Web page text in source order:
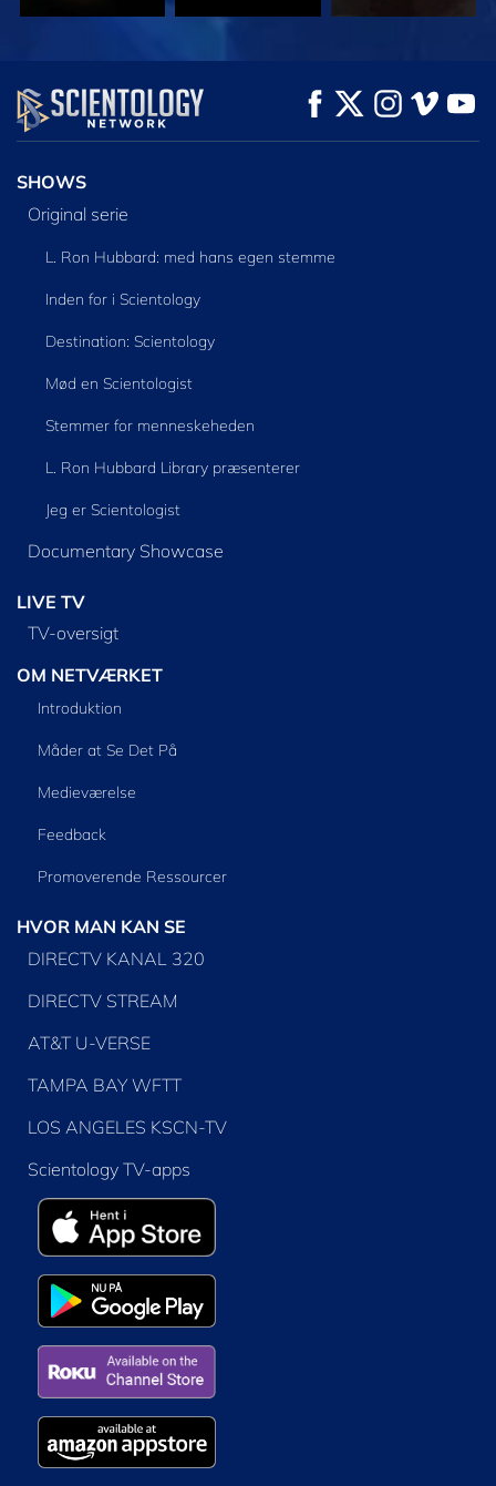
SE UDFORSK SERIEN
SHOWS
Original serie
L. Ron Hubbard: med hans egen stemme
Inden for i Scientology
Destination: Scientology
Mød en Scientologist
Stemmer for menneskeheden
L. Ron Hubbard Library præsenterer
Jeg er Scientologist
Documentary Showcase
LIVE TV
TV-oversigt
OM NETVÆRKET
Introduktion
Måder at Se Det På
Medieværelse
Feedback
Promoverende Ressourcer
HVOR MAN KAN SE
DIRECTV KANAL 320
DIRECTV STREAM
AT&T U-VERSE
TAMPA BAY WFTT
LOS ANGELES KSCN-TV
Scientology TV-apps